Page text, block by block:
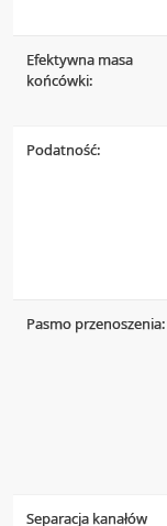
Efektywna masa
końcówki:
Podatność:
Pasmo przenoszenia:
Separacja kanałów